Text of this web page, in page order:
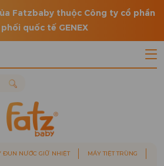
Fatzbaby thuộc Công ty cổ phần
quốc tế GENEX
ĐUN NƯỚC GIỮ NHIỆT MÁY TIỆT TRÙNG